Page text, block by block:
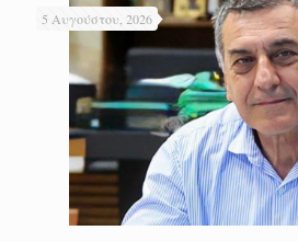
5 Αυγούστου, 2026